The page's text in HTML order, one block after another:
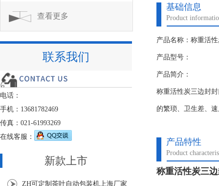
基础信息
Product
产品名称：称重活
产品型号：
产品简介：
称重活性炭三边封
的繁琐、卫生差、
产品特性
Product
称重活性炭三
查看更多
联系我们
电话：
手机：13681782469
传真：021-61993269
在线客服：
新款上市
ZH可定制茶叶自动包装机上海厂家